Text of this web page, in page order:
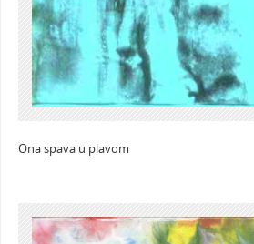
Ona spava u plavom